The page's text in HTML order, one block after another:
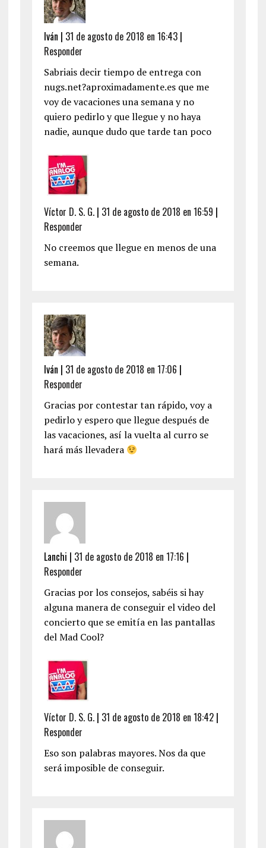
Iván | 31 de agosto de 2018 en 16:43|
Responder
Sabriais decir tiempo de entrega con
nugs.net?aproximadamente.es que me
voy de vacaciones una semana y no
quiero pedirlo y que llegue y no haya
nadie, aunque dudo que tarde tan poco
Víctor D. S. G.| 31 de agosto de 2018 en 16:59 |
Responder
No creemos que llegue en menos de una
semana.
Iván | 31 de agosto de 2018 en 17:06 |
Responder
Gracias por contestar tan rápido, voy a
pedirlo y espero que llegue después de
las vacaciones, así la vuelta al curro se
hará más llevadera
Lanchi | 31 de agosto de 2018 en 17:16 |
Responder
Gracias por los consejos, sabéis si hay
alguna manera de conseguir el video del
concierto que se emitía en las pantallas
del Mad Cool?
Víctor D. S. G.| 31 de agosto de 2018 en 18:42|
Responder
Eso son palabras mayores. Nos da que
será imposible de conseguir.